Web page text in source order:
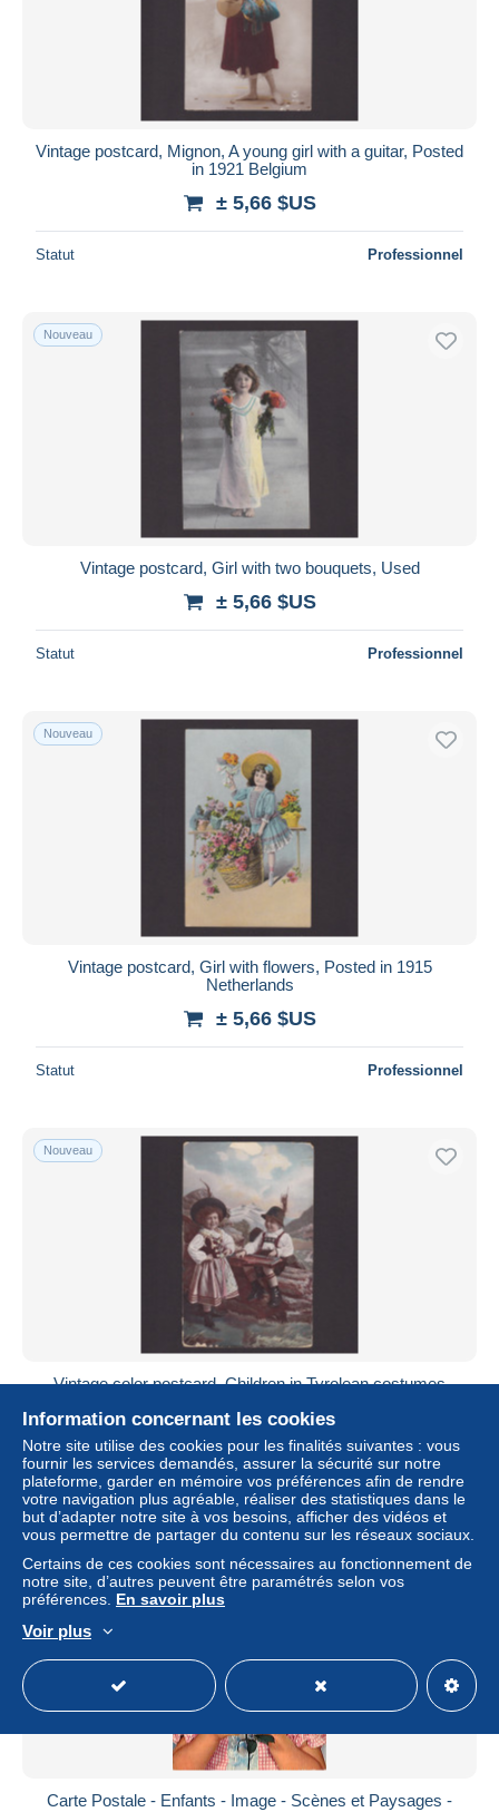
Vintage postcard, Mignon, A young girl with a guitar, Posted
in 1921 Belgium
± 5,66 $US
Statut Professionnel
Nouveau
Vintage postcard, Girl with two bouquets, Used
± 5,66 $US
Statut Professionnel
Nouveau
Vintage postcard, Girl with flowers, Posted in 1915
Netherlands
± 5,66 $US
Statut Professionnel
Nouveau
Vintage color postcard, Children in Tyrolean costumes
± 5,66 $US
Statut Professionnel
Nouveau
Carte Postale - Enfants - Image - Scènes et Paysages -
Information concernant les cookies
Notre site utilise des cookies pour les finalités suivantes : vous
fournir les services demandés, assurer la sécurité sur notre
plateforme, garder en mémoire vos préférences afin de rendre
votre navigation plus agréable, réaliser des statistiques dans le
but d’adapter notre site à vos besoins, afficher des vidéos et
vous permettre de partager du contenu sur les réseaux sociaux.
Certains de ces cookies sont nécessaires au fonctionnement de
notre site, d’autres peuvent être paramétrés selon vos
préférences. En savoir plus
Voir plus